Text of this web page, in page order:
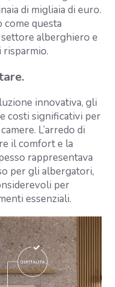
di migliaia di euro.
questa
alberghiero e
innovativa, gli
costi significativi per
L’arredo di
il comfort e la
rappresentava
per gli albergatori,
per
essenziali.